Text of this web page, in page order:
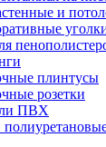
и
плинтусы
розетки
ПВХ